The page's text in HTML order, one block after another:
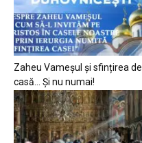
Zaheu Vameșul și sfințirea de
casă… Și nu numai!